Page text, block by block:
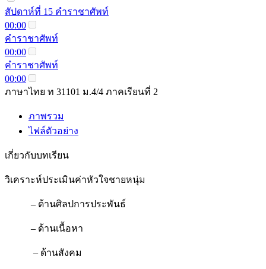
สัปดาห์ที่ 15 คำราชาศัพท์
00:00
คำราชาศัพท์
00:00
คำราชาศัพท์
00:00
ภาษาไทย ท 31101 ม.4/4 ภาคเรียนที่ 2
ภาพรวม
ไฟล์ตัวอย่าง
เกี่ยวกับบทเรียน
วิเคราะห์ประเมินค่าหัวใจชายหนุ่ม
– ด้านศิลปการประพันธ์
– ด้านเนื้อหา
– ด้านสังคม